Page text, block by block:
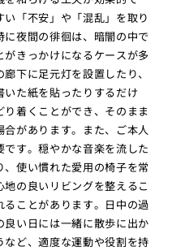
「不安」や「混乱」を取り
夜間の徘徊は、暗闇の中で
がきっかけになるケースが多
下に足元灯を設置したり、
いた紙を貼ったりするだけ
着くことができ、そのまま
があります。また、ご本人
す。穏やかな音楽を流した
使い慣れた愛用の椅子を常
の良いリビングを整えるこ
ことがあります。日中の過
い日には一緒に散歩に出か
ど、適度な運動や役割を持